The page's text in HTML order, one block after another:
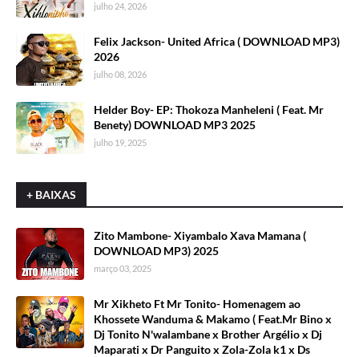
julho 24, 2026
Felix Jackson- United Africa ( DOWNLOAD MP3)
2026
julho 08, 2026
Helder Boy- EP: Thokoza Manheleni ( Feat. Mr
Benety) DOWNLOAD MP3 2025
julho 19, 2025
+ BAIXAS
Zito Mambone- Xiyambalo Xava Mamana (
DOWNLOAD MP3) 2025
março 03, 2025
Mr Xikheto Ft Mr Tonito- Homenagem ao
Khossete Wanduma & Makamo ( Feat.Mr Bino x
Dj Tonito N'walambane x Brother Argélio x Dj
Maparati x Dr Panguito x Zola-Zola k1 x Ds